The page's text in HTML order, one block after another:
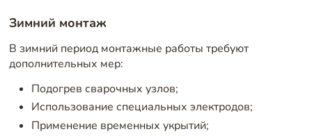
Зимний монтаж
В зимний период монтажные работы требуют
дополнительных мер:
Подогрев сварочных узлов;
Использование специальных электродов;
Применение временных укрытий;